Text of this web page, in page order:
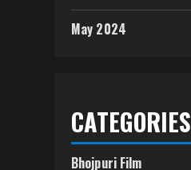
May 2024
CATEGORIES
Bhojpuri Film